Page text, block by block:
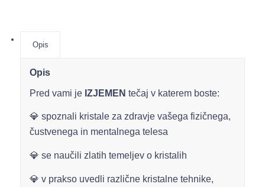
Opis
Opis
Pred vami je IZJEMEN tečaj v katerem boste:
💎 spoznali kristale za zdravje vašega fizičnega,
čustvenega in mentalnega telesa
💎 se naučili zlatih temeljev o kristalih
💎 v prakso uvedli različne kristalne tehnike,